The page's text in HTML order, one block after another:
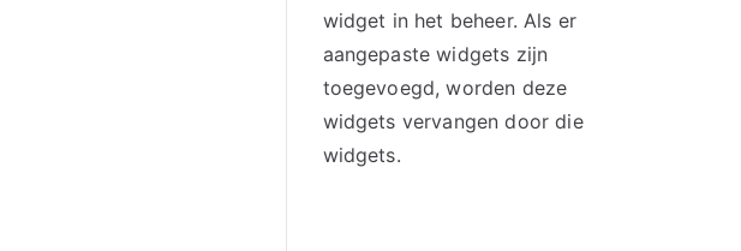
widget in het beheer. Als er
aangepaste widgets zijn
toegevoegd, worden deze
widgets vervangen door die
widgets.